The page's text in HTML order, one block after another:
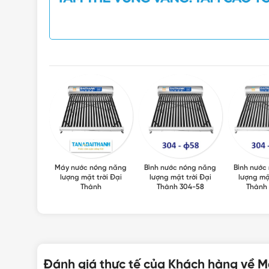
Máy nước nóng năng
lượng mặt trời Đại
Thành
Bình nước nóng năng
lượng mặt trời Đại
Thành 304-58
Bình
lượng
Thành
Đánh giá thực tế của Khách hàng về